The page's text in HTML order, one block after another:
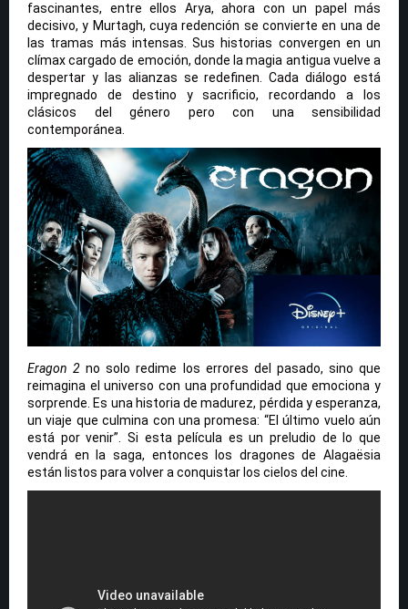
fascinantes, entre ellos Arya, ahora con un papel más
decisivo, y Murtagh, cuya redención se convierte en una de
las tramas más intensas. Sus historias convergen en un
clímax cargado de emoción, donde la magia antigua vuelve a
despertar y las alianzas se redefinen. Cada diálogo está
impregnado de destino y sacrificio, recordando a los
clásicos del género pero con una sensibilidad
contemporánea.
Eragon 2 no solo redime los errores del pasado, sino que
reimagina el universo con una profundidad que emociona y
sorprende. Es una historia de madurez, pérdida y esperanza,
un viaje que culmina con una promesa: “El último vuelo aún
está por venir”. Si esta película es un preludio de lo que
vendrá en la saga, entonces los dragones de Alagaësia
están listos para volver a conquistar los cielos del cine.